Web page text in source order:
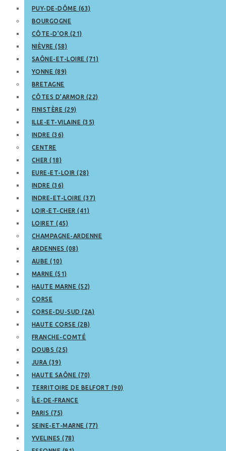
PUY-DE-DÔME (63)
BOURGOGNE
CÔTE-D’OR (21)
NIÈVRE (58)
SAÔNE-ET-LOIRE (71)
YONNE (89)
BRETAGNE
CÔTES D’ARMOR (22)
FINISTÈRE (29)
ILLE-ET-VILAINE (35)
INDRE (36)
CENTRE
CHER (18)
EURE-ET-LOIR (28)
INDRE (36)
INDRE-ET-LOIRE (37)
LOIR-ET-CHER (41)
LOIRET (45)
CHAMPAGNE-ARDENNE
ARDENNES (08)
AUBE (10)
MARNE (51)
HAUTE MARNE (52)
CORSE
CORSE-DU-SUD (2A)
HAUTE CORSE (2B)
FRANCHE-COMTÉ
DOUBS (25)
JURA (39)
HAUTE SAÔNE (70)
TERRITOIRE DE BELFORT (90)
ÎLE-DE-FRANCE
PARIS (75)
SEINE-ET-MARNE (77)
YVELINES (78)